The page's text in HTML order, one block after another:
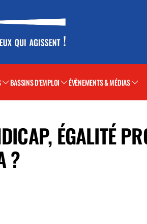
BASSINS D'EMPLOI ÉVÈNEMENTS & MÉDIAS
ÉGALITÉ
?